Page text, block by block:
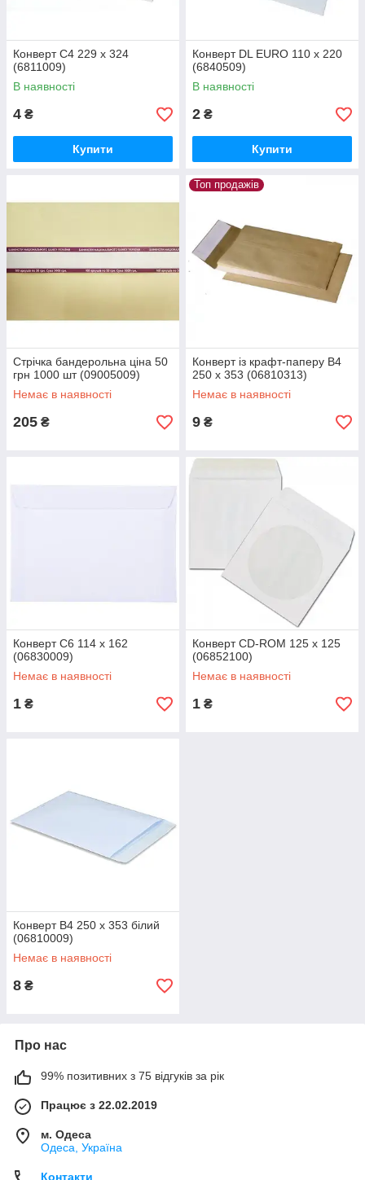
Конверт С4 229 х 324
(6811009)
В наявності
4 ₴
Купити
Конверт DL EURO 110 х 220
(6840509)
В наявності
2 ₴
Купити
Стрічка бандерольна ціна 50
грн 1000 шт (09005009)
Немає в наявності
205 ₴
Топ продажів
Конверт із крафт-паперу В4
250 х 353 (06810313)
Немає в наявності
9 ₴
Конверт С6 114 х 162
(06830009)
Немає в наявності
1 ₴
Конверт CD-ROM 125 х 125
(06852100)
Немає в наявності
1 ₴
Конверт В4 250 х 353 білий
(06810009)
Немає в наявності
8 ₴
Про нас
99% позитивних з 75 відгуків за рік
Працює з 22.02.2019
м. Одеса
Одеса, Україна
Контакти